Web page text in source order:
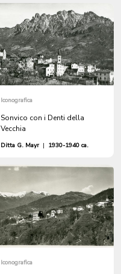
Iconografica
Sonvico con i Denti della
Vecchia
Ditta G. Mayr | 1930-1940 ca.
Iconografica